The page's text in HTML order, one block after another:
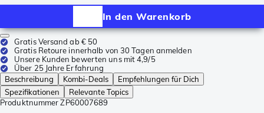
In den Warenkorb
Gratis Versand ab € 50
Gratis Retoure innerhalb von 30 Tagen anmelden
Unsere Kunden bewerten uns mit 4,9/5
Über 25 Jahre Erfahrung
Beschreibung
Kombi-Deals
Empfehlungen für Dich
Spezifikationen
Relevante Topics
Produktnummer ZP60007689